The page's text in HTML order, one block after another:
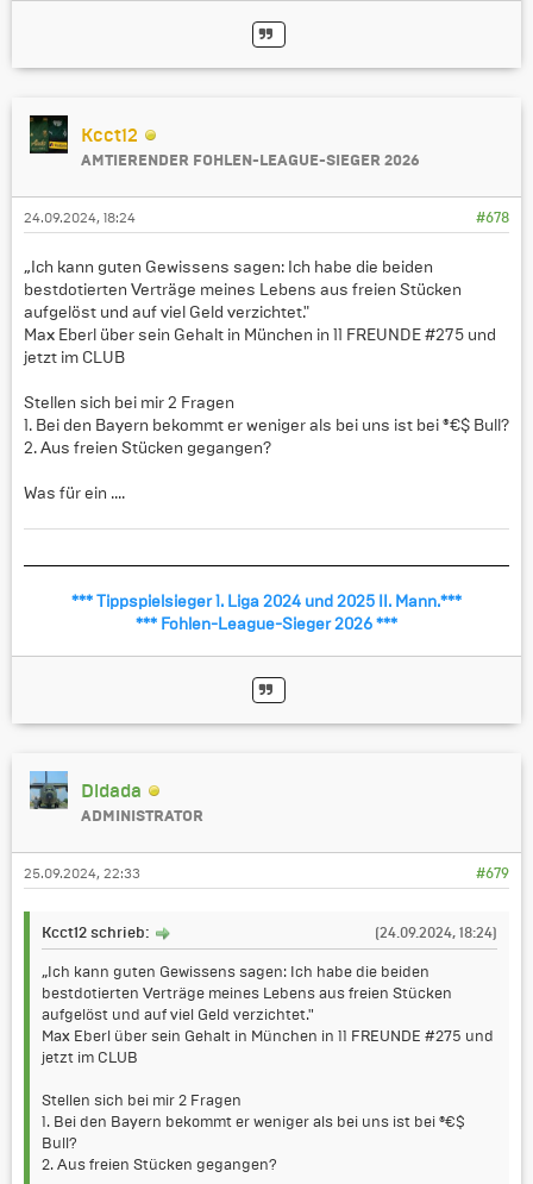
Kcct12
AMTIERENDER FOHLEN-LEAGUE-SIEGER 2026
#678
24.09.2024, 18:24
„Ich kann guten Gewissens sagen: Ich habe die beiden
bestdotierten Verträge meines Lebens aus freien Stücken
aufgelöst und auf viel Geld verzichtet."
Max Eberl über sein Gehalt in München in 11 FREUNDE #275 und
jetzt im CLUB
Stellen sich bei mir 2 Fragen
1. Bei den Bayern bekommt er weniger als bei uns ist bei ®€$ Bull?
2. Aus freien Stücken gegangen?
Was für ein ....
*** Tippspielsieger 1. Liga 2024 und 2025 II. Mann.***
*** Fohlen-League-Sieger 2026 ***
Didada
ADMINISTRATOR
#679
25.09.2024, 22:33
(24.09.2024, 18:24)
Kcct12 schrieb:
„Ich kann guten Gewissens sagen: Ich habe die beiden
bestdotierten Verträge meines Lebens aus freien Stücken
aufgelöst und auf viel Geld verzichtet."
Max Eberl über sein Gehalt in München in 11 FREUNDE #275 und
jetzt im CLUB
Stellen sich bei mir 2 Fragen
1. Bei den Bayern bekommt er weniger als bei uns ist bei ®€$
Bull?
2. Aus freien Stücken gegangen?